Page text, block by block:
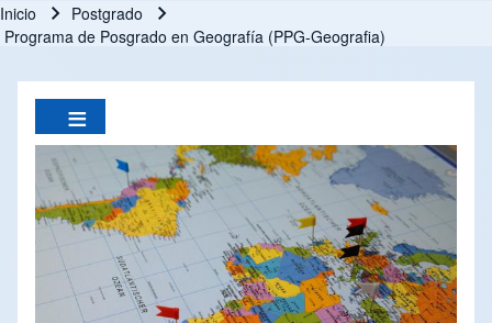
Ruta de navegación
Inicio
Postgrado
Programa de Posgrado en Geografía (PPG-Geografia)